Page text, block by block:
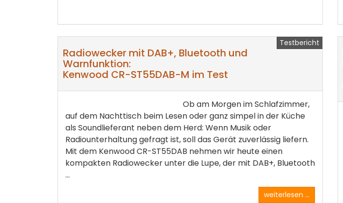
Testbericht
Radiowecker mit DAB+, Bluetooth und
Warnfunktion:
Kenwood CR-ST55DAB-M im Test
Ob am Morgen im Schlafzimmer,
auf dem Nachttisch beim Lesen oder ganz simpel in der Küche
als Soundlieferant neben dem Herd: Wenn Musik oder
Radiounterhaltung gefragt ist, soll das Gerät zuverlässig liefern.
Mit dem Kenwood CR-ST55DAB nehmen wir heute einen
kompakten Radiowecker unter die Lupe, der mit DAB+, Bluetooth
...
weiterlesen ...